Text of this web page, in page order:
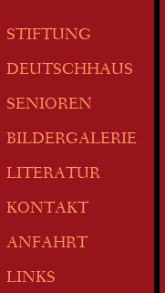
STIFTUNG
DEUTSCHHAUS
SENIOREN
BILDERGALERIE
LITERATUR
KONTAKT
ANFAHRT
LINKS